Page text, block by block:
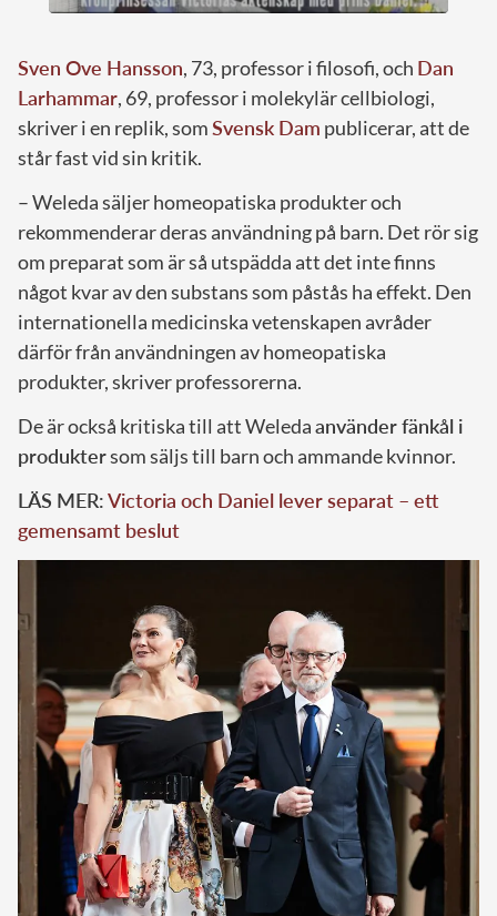
Sven Ove Hansson, 73, professor i filosofi, och Dan
Larhammar, 69, professor i molekylär cellbiologi,
skriver i en replik, somSvensk Dam publicerar, att de
står fast vid sin kritik.
– Weleda säljer homeopatiska produkter och
rekommenderar deras användning på barn. Det rör sig
om preparat som är så utspädda att det inte finns
något kvar av den substans som påstås ha effekt. Den
internationella medicinska vetenskapen avråder
därför från användningen av homeopatiska
produkter, skriver professorerna.
De är också kritiska till att Weledaanvänder fänkål i
produktersom säljs till barn och ammande kvinnor.
LÄS MER:Victoria och Daniel lever separat – ett
gemensamt beslut